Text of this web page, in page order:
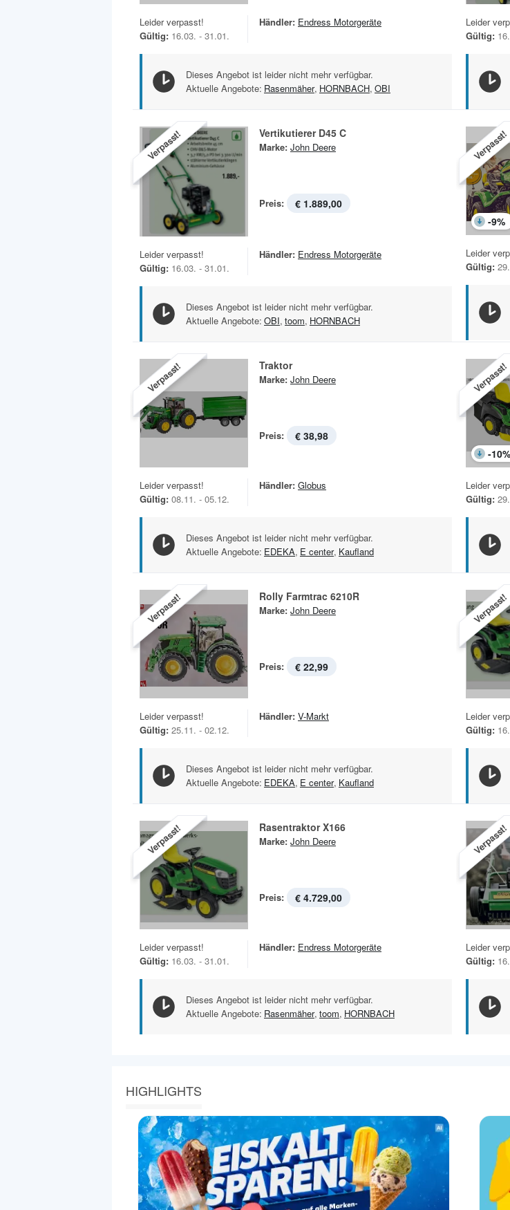
Leider verpasst!
Gültig: 16.03. - 31.01.
Händler: Endress Motorgeräte
Dieses Angebot ist leider nicht mehr verfügbar.
Aktuelle Angebote: Rasenmäher, HORNBACH, OBI
Leider
Gültig:
Verpasst! Vertikutierer D45 C
Marke: John Deere
Preis: € 1.889,00
Leider verpasst!
Gültig: 16.03. - 31.01.
Händler: Endress Motorgeräte
Dieses Angebot ist leider nicht mehr verfügbar.
Aktuelle Angebote: OBI, toom, HORNBACH
Verpasst!
-9%
Leider
Gültig:
Verpasst! Traktor
Marke: John Deere
Preis: € 38,98
Leider verpasst!
Gültig: 08.11. - 05.12.
Händler: Globus
Dieses Angebot ist leider nicht mehr verfügbar.
Aktuelle Angebote: EDEKA, E center, Kaufland
Verpasst!
-10%
Leider
Gültig:
Verpasst! Rolly Farmtrac 6210R
Marke: John Deere
Preis: € 22,99
Leider verpasst!
Gültig: 25.11. - 02.12.
Händler: V-Markt
Dieses Angebot ist leider nicht mehr verfügbar.
Aktuelle Angebote: EDEKA, E center, Kaufland
Verpasst!
Leider
Gültig:
Verpasst! Rasentraktor X166
Marke: John Deere
Preis: € 4.729,00
Leider verpasst!
Gültig: 16.03. - 31.01.
Händler: Endress Motorgeräte
Dieses Angebot ist leider nicht mehr verfügbar.
Aktuelle Angebote: Rasenmäher, toom, HORNBACH
Verpasst!
Leider
Gültig:
HIGHLIGHTS